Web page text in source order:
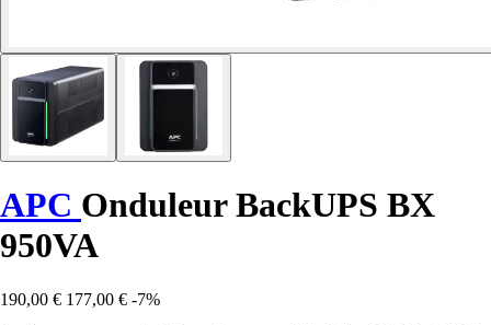
APC Onduleur BackUPS BX
950VA
190,00 € 177,00 € -7%